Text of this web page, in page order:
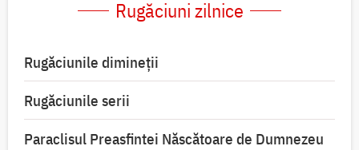
Rugăciuni zilnice
Rugăciunile dimineții
Rugăciunile serii
Paraclisul Preasfintei Născătoare de Dumnezeu